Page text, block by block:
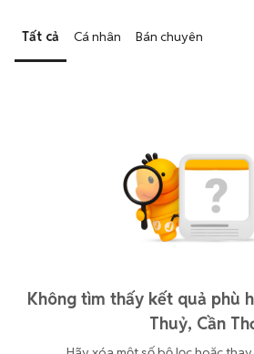
Tất cả Cá nhân Bán chuyên
Không tìm thấy kết quả phù
Thuỷ, Cần